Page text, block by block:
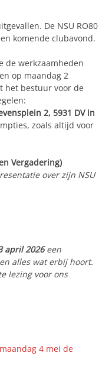
De NSU RO80
komende clubavond.
de werkzaamheden
op maandag 2
het bestuur voor de
2, 5931 DV in
zoals altijd voor
Vergadering)
over zijn NSU
april 2026een
en alles wat erbij hoort.
lezing voor ons
4 mei de